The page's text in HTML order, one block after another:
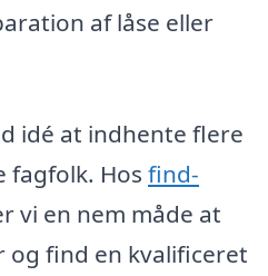
af låse eller
idé at indhente flere
fagfolk. Hos find-
vi en nem måde at
og find en kvalificeret